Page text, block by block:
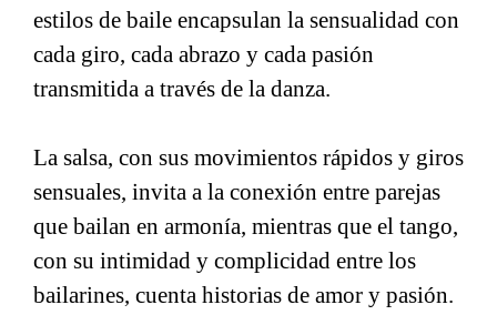
estilos de baile encapsulan la sensualidad con
cada giro, cada abrazo y cada pasión
transmitida a través de la danza.
La salsa, con sus movimientos rápidos y giros
sensuales, invita a la conexión entre parejas
que bailan en armonía, mientras que el tango,
con su intimidad y complicidad entre los
bailarines, cuenta historias de amor y pasión.